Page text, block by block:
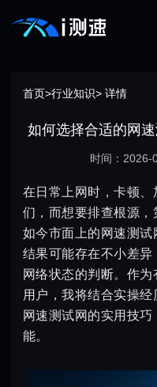
首页>行业知识> 详情
如何选择合适的网
时间：2026-
在日常上网时，卡顿
们，而想要排查根源，
如今市面上的网速测
结果可能存在不小差
网络状态的判断。作
用户，我将结合实操
网速测试网的实用技
能。